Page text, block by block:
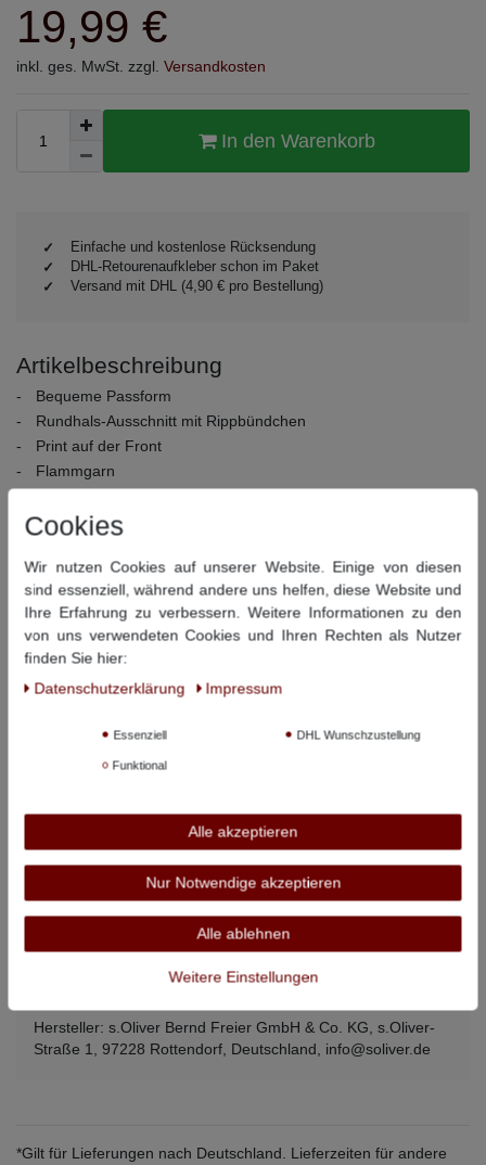
19,99 €
inkl. ges. MwSt. zzgl. Versandkosten
In den Warenkorb
Einfache und kostenlose Rücksendung
DHL-Retourenaufkleber schon im Paket
Versand mit DHL (4,90 € pro Bestellung)
Artikelbeschreibung
Bequeme Passform
Rundhals-Ausschnitt mit Rippbündchen
Print auf der Front
Flammgarn
Material Kragen:
Trommeltrocknen bei niedriger Temperatur, bügeln bei mittlerer
Temperatur, nicht chemisch reinigen
Dieser Artikel hat folgende Maße:
Bauchumfang
81 cm
5XL 156 cm 87 cm
Alle angegebenen Maße beziehen sich auf den Artikel, nicht auf
so messen Sie richtig .
Hersteller: s.Oliver Bernd Freier GmbH & Co. KG, s.Oliver-
Straße 1, 97228 Rottendorf, Deutschland, info@soliver.de
*Gilt für Lieferungen nach Deutschland. Lieferzeiten für andere
Cookies
Wir nutzen Cookies auf unserer Website. Einige von diesen
sind essenziell, während andere uns helfen, diese Website und
Ihre Erfahrung zu verbessern. Weitere Informationen zu den
von uns verwendeten Cookies und Ihren Rechten als Nutzer
finden Sie hier:
Daten­schutz­erklärung
Impressum
Essenziell DHL Wunschzustellung
Funktional
Alle akzeptieren
Nur Notwendige akzeptieren
Alle ablehnen
Weitere Einstellungen